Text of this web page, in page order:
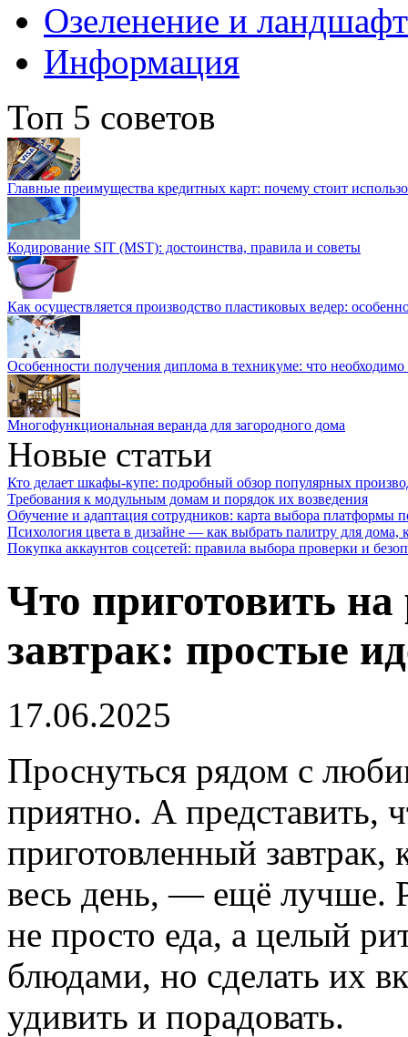
Озеленение и
Информация
Топ 5 советов
Главные преимущества кредитных карт: почему стоит
Кодирование SIT (MST): достоинства, правила и советы
Как осуществляется производство пластиковых ведер:
Особенности получения диплома в техникуме: что необходимо
Многофункциональная веранда для загородного дома
Новые статьи
Кто делает шкафы-купе: подробный обзор популярных
Требования к модульным домам и порядок их возведения
Обучение и адаптация сотрудников: карта выбора платформы
Психология цвета в дизайне — как выбрать палитру для дома,
Покупка аккаунтов соцсетей: правила выбора проверки и
Что приготовить
завтрак: простые
17.06.2025
Проснуться рядом с
приятно. А представить,
приготовленный завтрак,
весь день, — ещё лучше.
не просто еда, а целый
блюдами, но сделать их
удивить и порадовать.